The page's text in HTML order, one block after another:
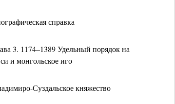
справка
3. 1174–1389 Удельный порядок на
и монгольское иго
Суздальское княжество